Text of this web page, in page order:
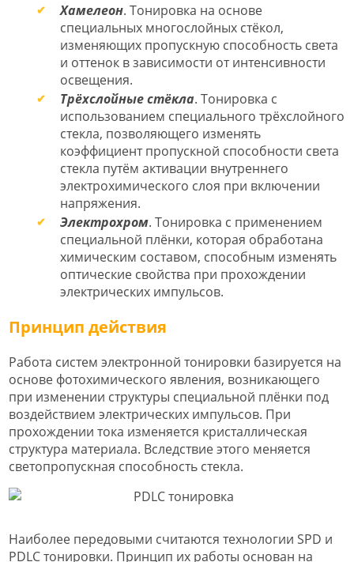
Хамелеон. Тонировка на основе
специальных многослойных стёкол,
изменяющих пропускную способность света
и оттенок в зависимости от интенсивности
освещения.
Трёхслойные стёкла. Тонировка с
использованием специального трёхслойного
стекла, позволяющего изменять
коэффициент пропускной способности света
стекла путём активации внутреннего
электрохимического слоя при включении
напряжения.
Электрохром. Тонировка с применением
специальной плёнки, которая обработана
химическим составом, способным изменять
оптические свойства при прохождении
электрических импульсов.
Принцип действия
Работа систем электронной тонировки базируется на
основе фотохимического явления, возникающего
при изменении структуры специальной плёнки под
воздействием электрических импульсов. При
прохождении тока изменяется кристаллическая
структура материала. Вследствие этого меняется
светопропускная способность стекла.
Наиболее передовыми считаются технологии SPD и
PDLC тонировки. Принцип их работы основан на